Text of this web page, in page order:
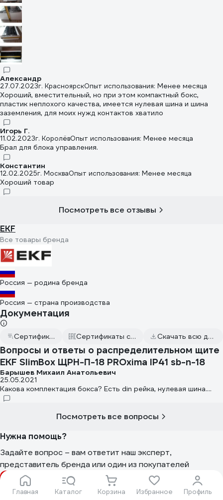
Главная Каталог Корзина Избранное Профиль
Александр
27.07.2023г. КрасноярскОпыт использования: Менее месяца
Хороший, вместительный, но при этом компактный бокс,
пластик неплохого качества, имеется нулевая шина и шина
заземления, для моих нужд контактов хватило
Игорь Г.
11.02.2023г. КоролёвОпыт использования: Менее месяца
Брал для блока управления.
Константин
12.02.2025г. МоскваОпыт использования: Менее месяца
Хороший товар
Посмотреть все отзывы
EKF
Все товары бренда
Россия — родина бренда
Россия — страна производства
Документация
Сертификат дилера Сертификаты соответствия Скачать всю документацию
Вопросы и ответы о распределительном щите
EKF SlimBox ЩРН-П-18 PROxima IP41 sb-n-18
Барышев Михаил Анатольевич
25.05.2021
Какова комплектация бокса? Есть din рейка, нулевая шина....
Посмотреть все вопросы
Нужна помощь?
Задайте вопрос – вам ответит наш эксперт,
представитель бренда или один из покупателей
Задать вопрос